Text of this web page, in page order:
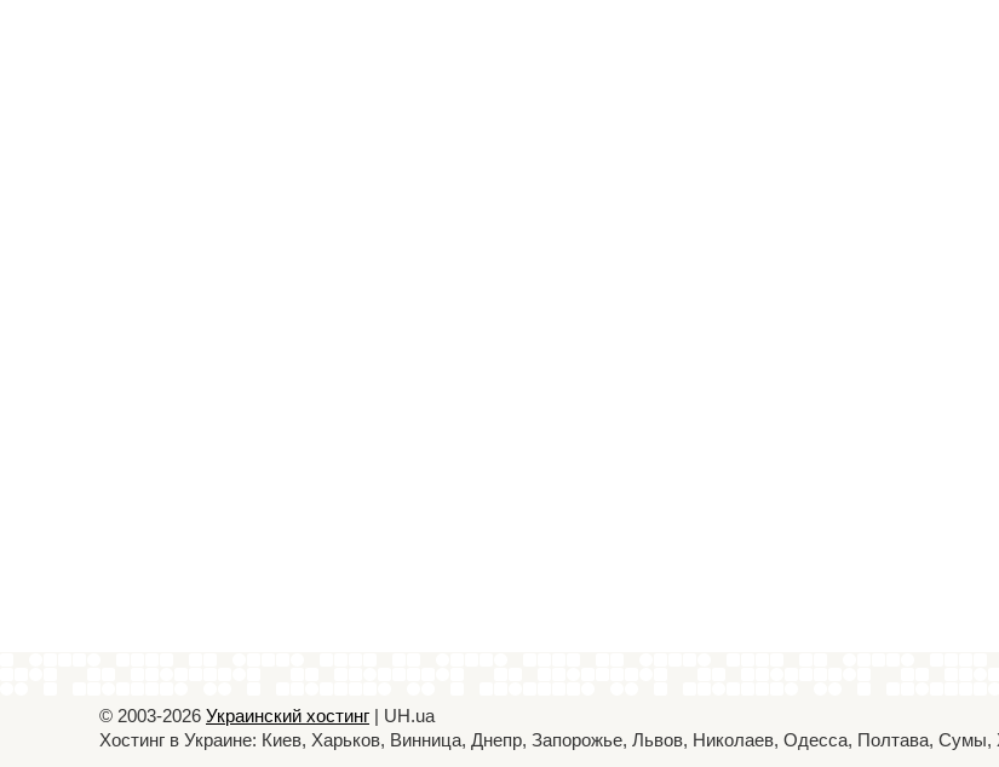
© 2003-2026 Украинский хостинг | UH.ua
Хостинг в Украине: Киев, Харьков, Винница, Днепр, Запорожье, Львов, Николаев, Одесса, Полтава, Сумы,